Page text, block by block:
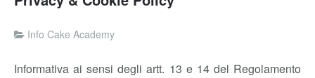
Info Cake Academy
Informativa ai sensi degli artt. 13 e 14 del Regolamento